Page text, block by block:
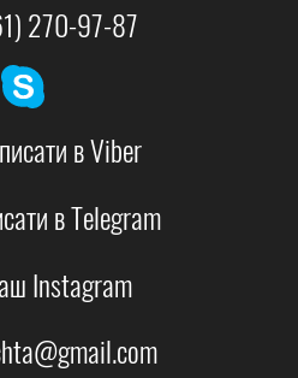
270-97-87
в Viber
в Telegram
Instagram